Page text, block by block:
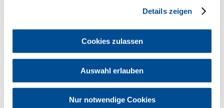
Details zeigen
Cookies zulassen
Auswahl erlauben
Nur notwendige Cookies
mit vorbildlicher Prävention und einer
Inhabergeführte Zahnarztpraxen im
ländlichen Raum erhalten und
Einführung einer Aktivrente auch für
Selbstständige
Fachkräfte für die Praxen gewinnen